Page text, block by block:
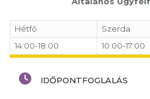
Hétfő Szerda
14:00-18:00
10:00-17:00
IDŐPONTFOGLALÁS